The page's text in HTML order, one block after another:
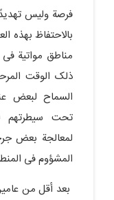
فرصة ولیس
بالاحتفاظ بهذه
مناطق مواتیة
ذلک الوقت
السماح لبعض
تحت سیطرتهم
لمعالجة بعض
المشؤوم فی
بعد أقل من